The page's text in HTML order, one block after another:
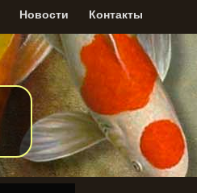
Новости Контакты